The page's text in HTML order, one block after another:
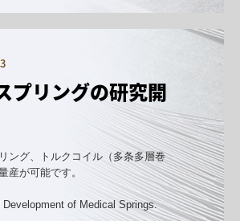
プリングの研究開
ング、トルクコイル（多条多層巻
産が可能です。
Development of Medical Springs.